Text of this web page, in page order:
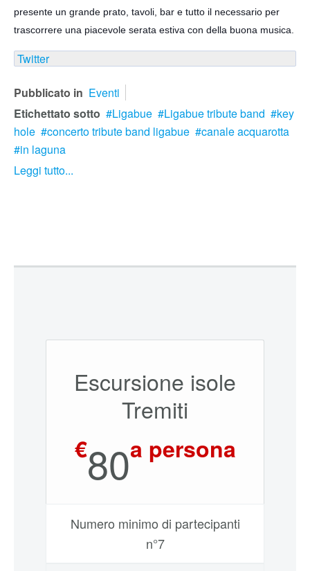
presente un grande prato, tavoli, bar e tutto il necessario per
trascorrere una piacevole serata estiva con della buona musica.
Twitter
Pubblicato in Eventi
Etichettato sotto
Ligabue Ligabue tribute band
key
hole
concerto tribute band ligabue
canale acquarotta
in laguna
Leggi tutto...
Escursione isole
Tremiti
€80a persona
Numero minimo di partecipanti
n°7